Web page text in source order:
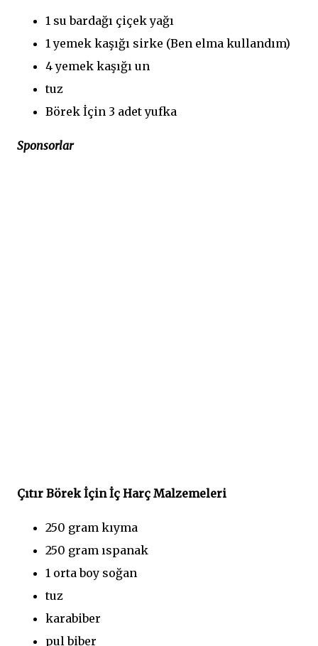
1 su bardağı çiçek yağı
1 yemek kaşığı sirke (Ben elma kullandım)
4 yemek kaşığı un
tuz
Börek İçin 3 adet yufka
Sponsorlar
Çıtır Börek İçin İç Harç Malzemeleri
250 gram kıyma
250 gram ıspanak
1 orta boy soğan
tuz
karabiber
pul biber